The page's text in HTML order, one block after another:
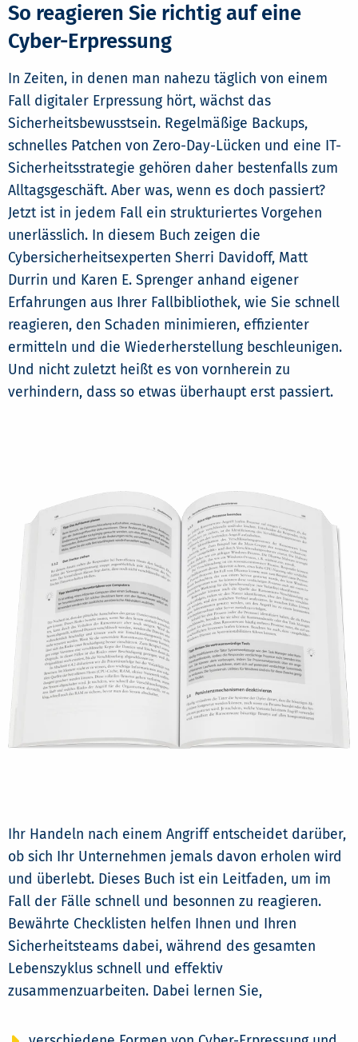
So reagieren Sie richtig auf eine
Cyber-Erpressung
In Zeiten, in denen man nahezu täglich von einem
Fall digitaler Erpressung hört, wächst das
Sicherheitsbewusstsein. Regelmäßige Backups,
schnelles Patchen von Zero-Day-Lücken und eine IT-
Sicherheitsstrategie gehören daher bestenfalls zum
Alltagsgeschäft. Aber was, wenn es doch passiert?
Jetzt ist in jedem Fall ein strukturiertes Vorgehen
unerlässlich. In diesem Buch zeigen die
Cybersicherheitsexperten Sherri Davidoff, Matt
Durrin und Karen E. Sprenger anhand eigener
Erfahrungen aus Ihrer Fallbibliothek, wie Sie schnell
reagieren, den Schaden minimieren, effizienter
ermitteln und die Wiederherstellung beschleunigen.
Und nicht zuletzt heißt es von vornherein zu
verhindern, dass so etwas überhaupt erst passiert.
Ihr Handeln nach einem Angriff entscheidet darüber,
ob sich Ihr Unternehmen jemals davon erholen wird
und überlebt. Dieses Buch ist ein Leitfaden, um im
Fall der Fälle schnell und besonnen zu reagieren.
Bewährte Checklisten helfen Ihnen und Ihren
Sicherheitsteams dabei, während des gesamten
Lebenszyklus schnell und effektiv
zusammenzuarbeiten. Dabei lernen Sie,